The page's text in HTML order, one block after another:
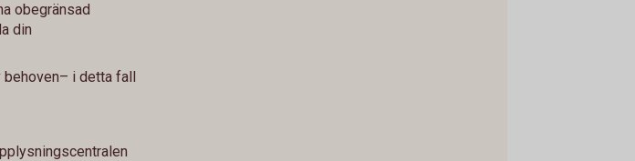
obegränsad
din
i detta fall